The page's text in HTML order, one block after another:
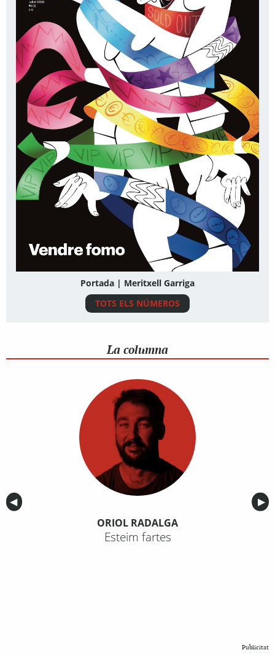
Portada | Meritxell Garriga
TOTS ELS NÚMEROS
La columna
Anterior
◀︎ ▶︎
ORIOL RADALGA
Esteim fartes
Publicitat